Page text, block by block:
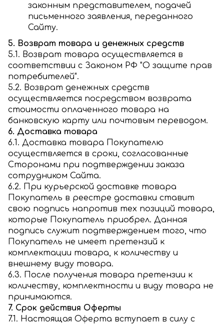
законным представителем, подачей
письменного заявления, переданного
Сайту.
5. Возврат товара и денежных средств
5.1. Возврат товара осуществляется в
соответствии с Законом РФ "О защите прав
потребителей".
5.2. Возврат денежных средств
осуществляется посредством возврата
стоимости оплаченного товара на
банковскую карту или почтовым переводом.
6. Доставка товара
6.1. Доставка товара Покупателю
осуществляется в сроки, согласованные
Сторонами при подтверждении заказа
сотрудником Сайта.
6.2. При курьерской доставке товара
Покупатель в реестре доставки ставит
свою подпись напротив тех позиций товара,
которые Покупатель приобрел. Данная
подпись служит подтверждением того, что
Покупатель не имеет претензий к
комплектации товара, к количеству и
внешнему виду товара.
6.3. После получения товара претензии к
количеству, комплектности и виду товара не
принимаются.
7. Срок действия Оферты
7.1. Настоящая Оферта вступает в силу с